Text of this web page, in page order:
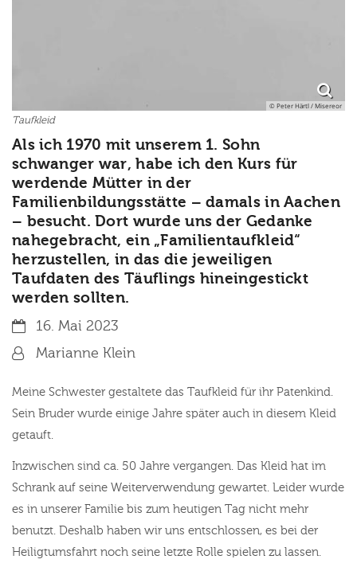
© Peter Härtl / Misereor
Taufkleid
Als ich 1970 mit unserem 1. Sohn
schwanger war, habe ich den Kurs für
werdende Mütter in der
Familienbildungsstätte – damals in Aachen
– besucht. Dort wurde uns der Gedanke
nahegebracht, ein „Familientaufkleid“
herzustellen, in das die jeweiligen
Taufdaten des Täuflings hineingestickt
werden sollten.
Datum:16. Mai 2023
Von:Marianne Klein
Meine Schwester gestaltete das Taufkleid für ihr Patenkind.
Sein Bruder wurde einige Jahre später auch in diesem Kleid
getauft.
Inzwischen sind ca. 50 Jahre vergangen. Das Kleid hat im
Schrank auf seine Weiterverwendung gewartet. Leider wurde
es in unserer Familie bis zum heutigen Tag nicht mehr
benutzt. Deshalb haben wir uns entschlossen, es bei der
Heiligtumsfahrt noch seine letzte Rolle spielen zu lassen.